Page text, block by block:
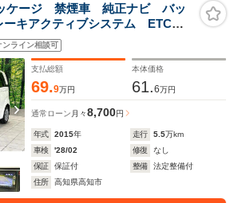
ケージ 禁煙車 純正ナビ バッ
ーキアクティブシステム ETC
アコン オートライト アーム
ステアリングスイッチ
ンライン相談可
支払総額
69.9万円
本体価格
61.6万円
通常ローン 月々8,700円
年式 2015年 走行 5.5万km
車検
'28/02 修復
なし
保証
保証付 整備
法定整備付
住所
高知県高知市